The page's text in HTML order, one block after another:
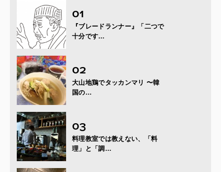
『ブレードランナー』「二つで
十分です…
大山地鶏でタッカンマリ 〜韓
国の…
料理教室では教えない、「料
理」と「調…